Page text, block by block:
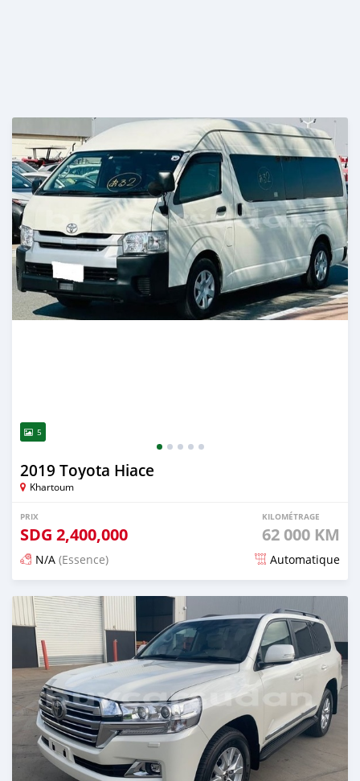
5
2019 Toyota Hiace
Khartoum
PRIX
SDG 2,400,000
KILOMÉTRAGE
62 000 KM
N/A (Essence) Automatique
Publié il y a 18 jours